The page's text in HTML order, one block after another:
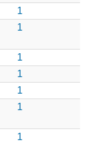
1
1
1
1
1
1
1